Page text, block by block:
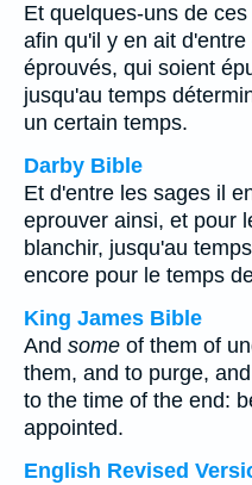
Et quelques-uns de
afin qu'il y en ait
éprouvés, qui soient
jusqu'au temps
un certain temps.
Darby Bible
Et d'entre les sages il
eprouver ainsi, et pour
blanchir, jusqu'au
encore pour le temps
King James Bible
And some of them of
them, and to purge,
to the time of the end:
appointed.
English Revised